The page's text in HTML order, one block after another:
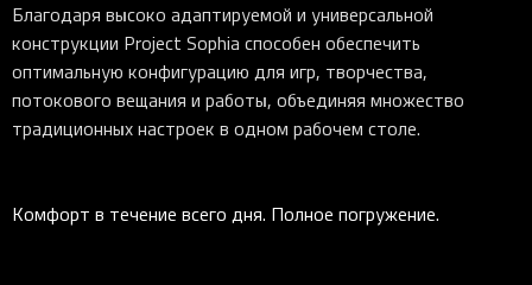
Благодаря высоко адаптируемой и универсальной
конструкции Project Sophia способен обеспечить
оптимальную конфигурацию для игр, творчества,
потокового вещания и работы, объединяя множество
традиционных настроек в одном рабочем столе.
Комфорт в течение всего дня. Полное погружение.